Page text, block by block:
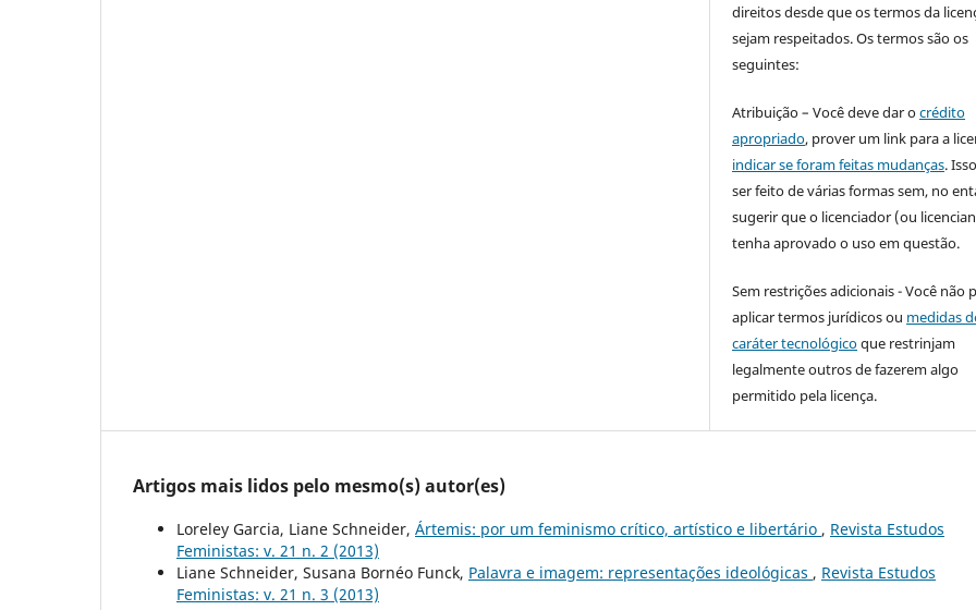
direitos desde que os termos da
sejam respeitados. Os termos são os
seguintes:
Atribuição – Você deve dar ocrédito
apropriado, prover um link para a
indicar se foram feitas mudanças.
ser feito de várias formas sem, no
sugerir que o licenciador (ou
tenha aprovado o uso em questão.
Sem restrições adicionais - Você não
aplicar termos jurídicos ou medidas
caráter tecnológicoque restrinjam
legalmente outros de fazerem algo
permitido pela licença.
Artigos mais lidos pelo mesmo(s) autor(es)
Loreley Garcia, Liane Schneider, Ártemis: por um feminismo crítico, artístico e libertário , Revista Estudos
Feministas: v. 21 n. 2 (2013)
Liane Schneider, Susana Bornéo Funck, Palavra e imagem: representações ideológicas , Revista Estudos
Feministas: v. 21 n. 3 (2013)